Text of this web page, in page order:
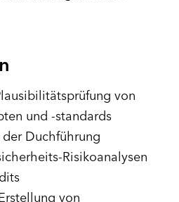
von
und -standards
Duchführung
Risikoanalysen
von